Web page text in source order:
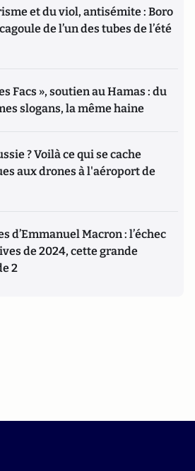
et du viol, antisémite : Boro
de l’un des tubes de l’été
Facs », soutien au Hamas : du
slogans, la même haine
? Voilà ce qui se cache
aux drones à l'aéroport de
d’Emmanuel Macron : l’échec
de 2024, cette grande
2